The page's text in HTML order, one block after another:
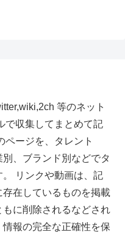
等のネット
で収集してまとめて記
ページを、タレント
別、ブランド別などでタ
リンクや動画は、記
在しているものを掲載
に削除されるなどされ
報の完全な正確性を保